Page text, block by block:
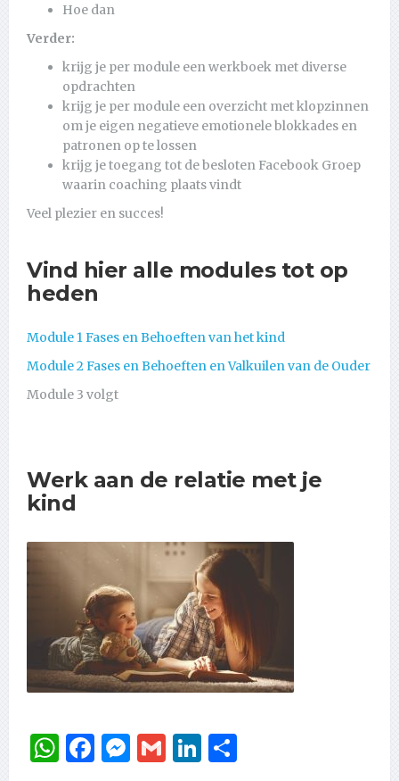
Hoe dan
Verder:
krijg je per module een werkboek met diverse
opdrachten
krijg je per module een overzicht met klopzinnen
om je eigen negatieve emotionele blokkades en
patronen op te lossen
krijg je toegang tot de besloten Facebook Groep
waarin coaching plaats vindt
Veel plezier en succes!
Vind hier alle modules tot op
heden
Module 1 Fases en Behoeften van het kind
Module 2 Fases en Behoeften en Valkuilen van de Ouder
Module 3 volgt
Werk aan de relatie met je
kind
WhatsApp
Facebook
Messenger
GmailLinkedIn